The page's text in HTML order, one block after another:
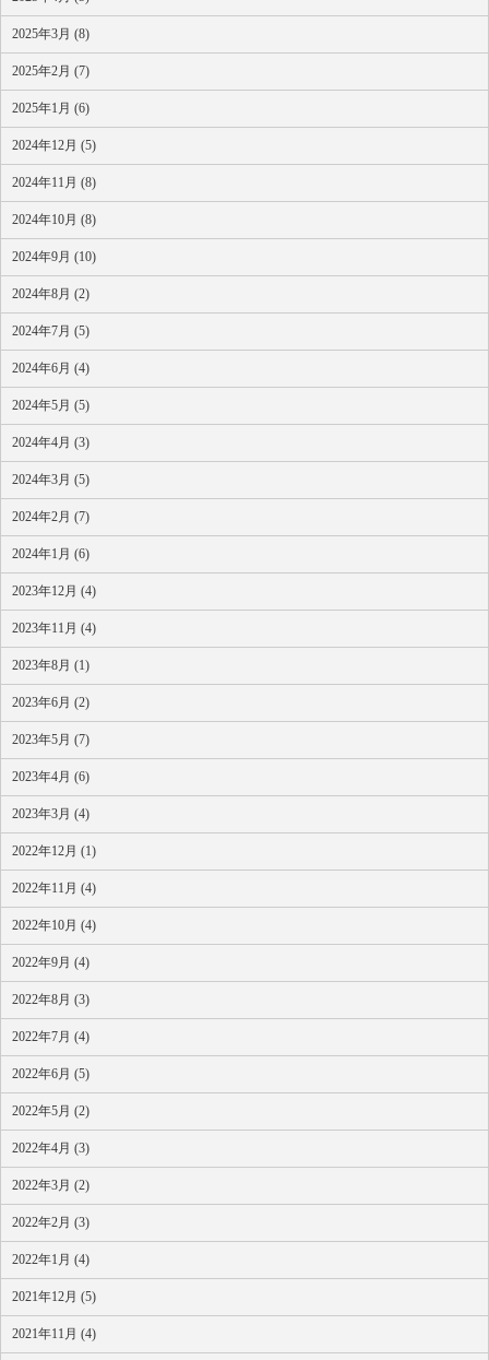
2025年3月 (8)
2025年2月 (7)
2025年1月 (6)
2024年12月 (5)
2024年11月 (8)
2024年10月 (8)
2024年9月 (10)
2024年8月 (2)
2024年7月 (5)
2024年6月 (4)
2024年5月 (5)
2024年4月 (3)
2024年3月 (5)
2024年2月 (7)
2024年1月 (6)
2023年12月 (4)
2023年11月 (4)
2023年8月 (1)
2023年6月 (2)
2023年5月 (7)
2023年4月 (6)
2023年3月 (4)
2022年12月 (1)
2022年11月 (4)
2022年10月 (4)
2022年9月 (4)
2022年8月 (3)
2022年7月 (4)
2022年6月 (5)
2022年5月 (2)
2022年4月 (3)
2022年3月 (2)
2022年2月 (3)
2022年1月 (4)
2021年12月 (5)
2021年11月 (4)